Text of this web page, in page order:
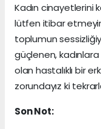
Kadın cinayetlerini
lütfen itibar
toplumun
güçlenen,
olan hastalıklı bir
zorundayız ki
Son Not: